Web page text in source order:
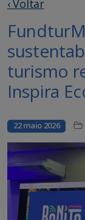
‹ Voltar
turismo
Inspira
22 maio 2026